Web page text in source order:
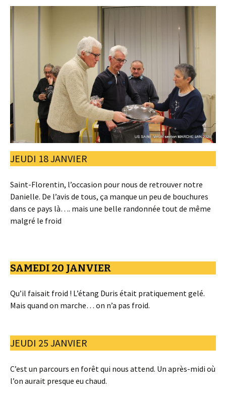
JEUDI 18 JANVIER
Saint-Florentin, l’occasion pour nous de retrouver notre
Danielle. De l’avis de tous, ça manque un peu de bouchures
dans ce pays là…. mais une belle randonnée tout de même
malgré le froid
SAMEDI 20 JANVIER
Qu’il faisait froid ! L’étang Duris était pratiquement gelé.
Mais quand on marche… on n’a pas froid.
JEUDI 25 JANVIER
C’est un parcours en forêt qui nous attend. Un après-midi où
l’on aurait presque eu chaud.